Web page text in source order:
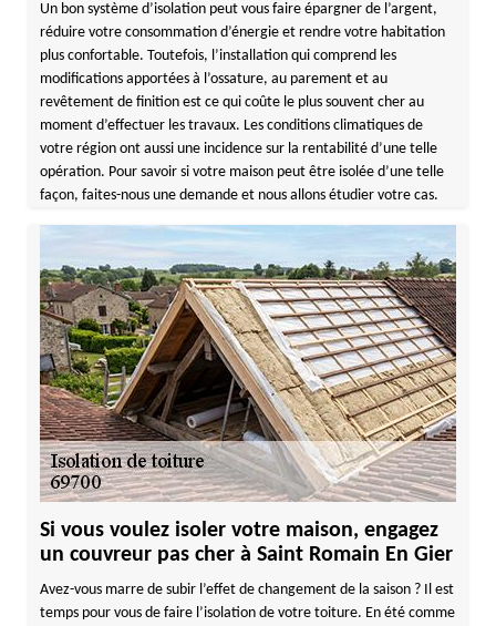
Un bon système d’isolation peut vous faire épargner de l’argent,
réduire votre consommation d’énergie et rendre votre habitation
plus confortable. Toutefois, l’installation qui comprend les
modifications apportées à l’ossature, au parement et au
revêtement de finition est ce qui coûte le plus souvent cher au
moment d’effectuer les travaux. Les conditions climatiques de
votre région ont aussi une incidence sur la rentabilité d’une telle
opération. Pour savoir si votre maison peut être isolée d’une telle
façon, faites-nous une demande et nous allons étudier votre cas.
Si vous voulez isoler votre maison, engagez
un couvreur pas cher à Saint Romain En Gier
Avez-vous marre de subir l’effet de changement de la saison ? Il est
temps pour vous de faire l’isolation de votre toiture. En été comme